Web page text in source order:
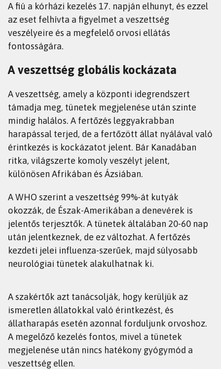
A fiú a kórházi kezelés 17. napján elhunyt, és ezzel
az eset felhívta a figyelmet a veszettség
veszélyeire és a megfelelő orvosi ellátás
fontosságára.
A veszettség globális kockázata
A veszettség, amely a központi idegrendszert
támadja meg, tünetek megjelenése után szinte
mindig halálos. A fertőzés leggyakrabban
harapással terjed, de a fertőzött állat nyálával való
érintkezés is kockázatot jelent. Bár Kanadában
ritka, világszerte komoly veszélyt jelent,
különösen Afrikában és Ázsiában.
A WHO szerint a veszettség 99%-át kutyák
okozzák, de Észak-Amerikában a denevérek is
jelentős terjesztők. A tünetek általában 20-60 nap
után jelentkeznek, de ez változhat. A fertőzés
kezdeti jelei influenza-szerűek, majd súlyosabb
neurológiai tünetek alakulhatnak ki.
A szakértők azt tanácsolják, hogy kerüljük az
ismeretlen állatokkal való érintkezést, és
állatharapás esetén azonnal forduljunk orvoshoz.
A megelőző kezelés fontos, mivel a tünetek
megjelenése után nincs hatékony gyógymód a
veszettség ellen.